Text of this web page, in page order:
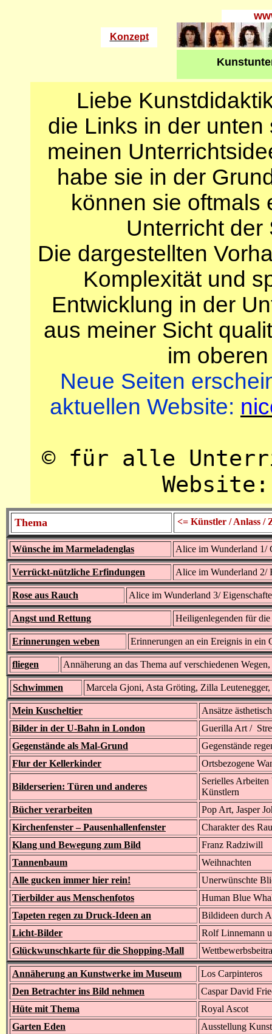
Konzept
Liebe
die Links in der
meinen
habe sie in der
können sie oftmals
Unterricht
Die dargestellten
Komplexität und
Entwicklung in der
aus meiner Sicht
im
Neue Seiten
aktuellen Website:
© für alle
Thema <= Künstler / Anlass /
Wünsche im Marmeladenglas Alice im Wunderland 1/
Verrückt-nützliche Erfindungen Alice im Wunderland 2/
Rose aus Rauch Alice im Wunderland 3/
Angst und Rettung Heiligenlegenden für
Erinnerungen weben Erinnerungen an ein Ereignis in ein
fliegen Annäherung an das Thema auf verschiedenen
Schwimmen Marcela Gjoni, Asta Gröting, Zilla
Mein Kuscheltier
Ansätze
Bilder in der U-Bahn in London
Guerilla Art /
Gegenstände als Mal-Grund
Gegenstände
Flur der Kellerkinder
Ortsbezogene
Bilderserien: Türen und anderes
Serielles Arbeiten
Künstlern
Bücher verarbeiten
Pop Art, Jasper
Kirchenfenster – Pausenhallenfenster
Charakter des
Klang und Bewegung zum Bild
Franz Radziwill
Tannenbaum
Weihnachten
Alle gucken immer hier rein!
Unerwünschte
Tierbilder aus Menschenfotos
Human Blue
Tapeten regen zu Druck-Ideen an
Bildideen durch
Licht-Bilder
Rolf Linnemann
Glückwunschkarte für die Shopping-Mall
Annäherung an Kunstwerke im Museum
Los Carpinteros
Den Betrachter ins Bild nehmen
Caspar David
Hüte mit Thema
Royal Ascot
Garten Eden
Ausstellung